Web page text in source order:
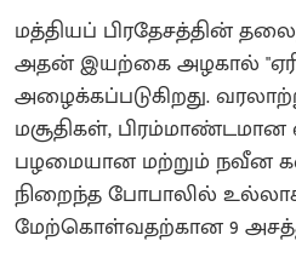
மத்தியப் பிரதேசத்தின்
அதன் இயற்கை அழகால்
அழைக்கப்படுகிறது.
மசூதிகள், பிரம்மாண்டமான
பழமையான மற்றும் நவீன
நிறைந்த போபாலில்
மேற்கொள்வதற்கான 9